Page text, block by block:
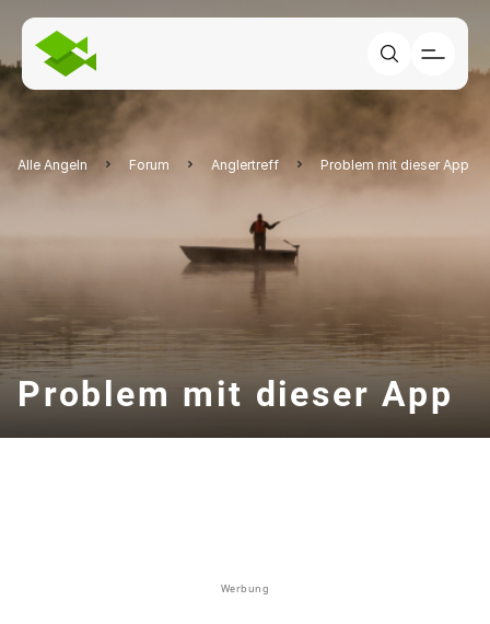
Alle Angeln Forum Anglertreff Problem mit dieser App
Problem mit dieser App
Werbung